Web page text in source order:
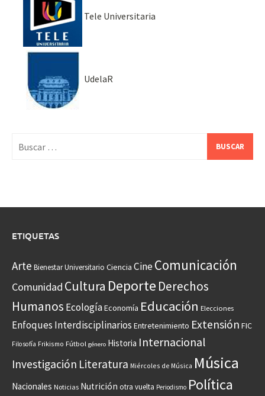
Tele Universitaria
UdelaR
ETIQUETAS
Arte Bienestar Universitario Ciencia CineComunicación
Comunidad Cultura Deporte Derechos
Humanos EcologíaEconomía Educación Elecciones
Enfoques Interdisciplinarios Entretenimiento Extensión FIC
Filosofía Frikismo Fútbol género Historia Internacional
Investigación Literatura Miércoles de Música Música
Nacionales Noticias Nutrición otra vuelta Periodismo Política